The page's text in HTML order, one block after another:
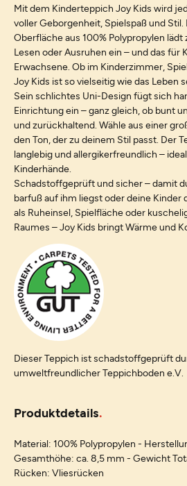
Mit dem Kinderteppich Joy Kids wird
voller Geborgenheit, Spielspaß und
Oberfläche aus 100% Polypropylen lädt
Lesen oder Ausruhen ein – und das für
Erwachsene. Ob im Kinderzimmer,
Joy Kids ist so vielseitig wie das Leben
Sein schlichtes Uni-Design fügt sich
Einrichtung ein – ganz gleich, ob bunt
und zurückhaltend. Wähle aus einer
den Ton, der zu deinem Stil passt. Der
langlebig und allergikerfreundlich –
Kinderhände.
Schadstoffgeprüft und sicher – damit
barfuß auf ihm liegst oder deine Kinder
als Ruheinsel, Spielfläche oder
Raumes – Joy Kids bringt Wärme und
Dieser Teppich ist schadstoffgeprüft
umweltfreundlicher Teppichboden e.V.
Produktdetails
Material: 100% Polypropylen -
Gesamthöhe: ca. 8,5 mm - Gewicht
Rücken: Vliesrücken